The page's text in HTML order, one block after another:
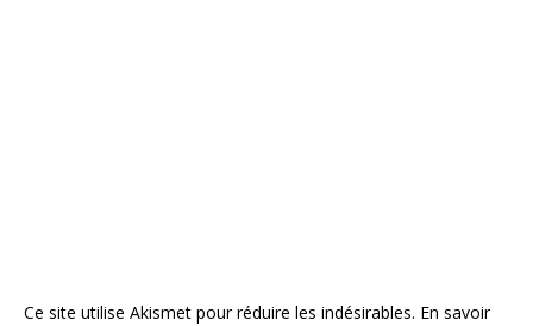
Ce site utilise Akismet pour réduire les indésirables. En savoir